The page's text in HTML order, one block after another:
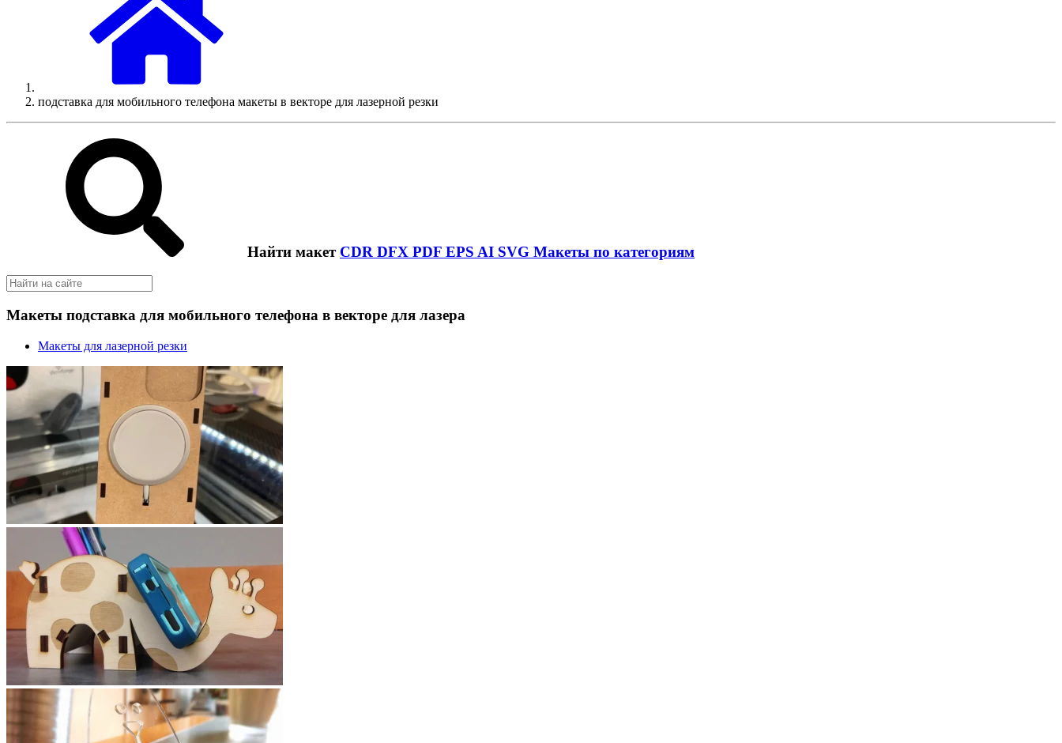
подставка для мобильного телефона макеты в векторе для лазерной резки
Найти макет CDR DFX PDF EPS AI SVG Макеты по категориям
Макеты подставка для мобильного телефона в векторе для лазера
Макеты для лазерной резки